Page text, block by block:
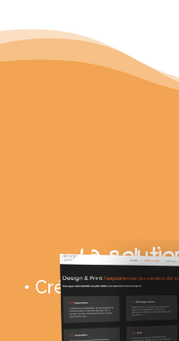
La
• Création et